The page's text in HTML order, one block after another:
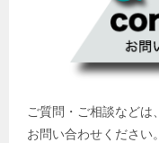
ご質問・ご相談などは、
お問い合わせください。